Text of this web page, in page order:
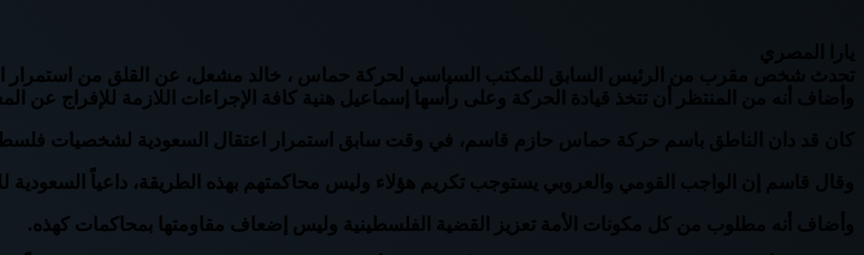
تحدث شخص مقرب من الرئيس السابق للمكتب السياسي لحركة حماس ، خالد مشعل، عن القلق من استمرار
وأضاف أنه من المنتظر أن تتخذ قيادة الحركة وعلى رأسها إسماعيل هنية كافة الإجراءات اللازمة للإفراج عن
كان قد دان الناطق باسم حركة حماس حازم قاسم، في وقت سابق استمرار اعتقال السعودية لشخصيات
وقال قاسم إن الواجب القومي والعروبي يستوجب تكريم هؤلاء وليس محاكمتهم بهذه الطريقة، داعياً السعودية
وأضاف أنه مطلوب من كل مكونات الأمة تعزيز القضية الفلسطينية وليس إضعاف مقاومتها بمحاكمات كهذه.